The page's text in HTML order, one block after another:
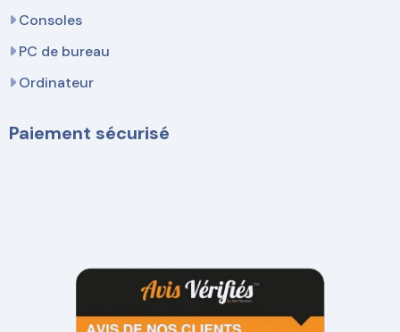
Consoles
PC de bureau
Ordinateur
Paiement sécurisé